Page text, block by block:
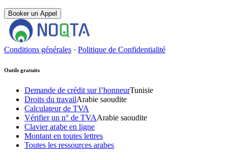
Booker un Appel
Conditions générales · Politique de Confidentialité
Outils gratuits
Demande de crédit sur l’honneurTunisie
Droits du travailArabie saoudite
Calculateur de TVA
Vérifier un n° de TVAArabie saoudite
Clavier arabe en ligne
Montant en toutes lettres
Toutes les ressources arabes